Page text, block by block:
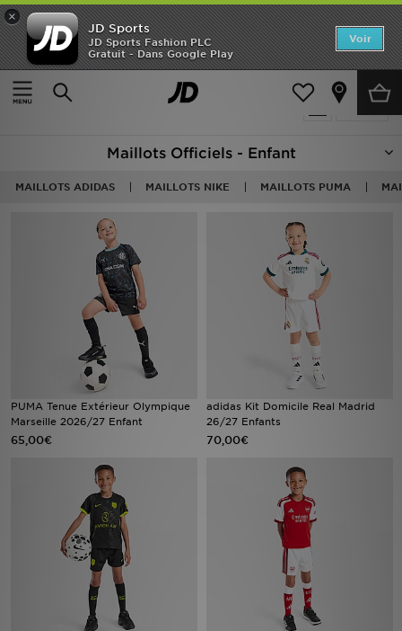
×
JD Sports
JD Sports Fashion PLC
Gratuit - Dans Google Play
Voir
Accueil
Enfant Vêtements Enfant (3-7 ans) Maillots Officiels
Produits 62
Maillots Officiels - Enfant
MAILLOTS ADIDAS MAILLOTS NIKE MAILLOTS PUMA
PUMA Tenue Extérieur Olympique
Marseille 2026/27 Enfant
65,00€
adidas Kit Domicile Real Madrid
26/27 Enfants
70,00€
Accueil
Nouveautés
Enfant
PROMOS
Mon JD
Suivre Ma Commande
Service client
Nos Magasins
Télécharge l'Appli